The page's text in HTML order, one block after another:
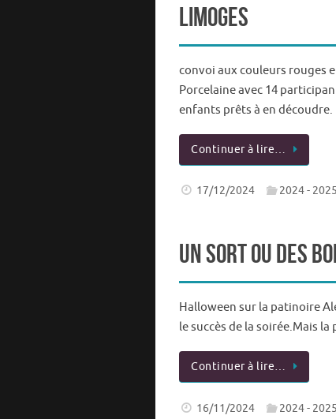
Limoges
convoi aux couleurs rouges
Porcelaine avec 14
enfants prêts à en
Continuer à lire…
17/12/2024 2024 - 2025
Un sort ou des
Halloween sur la patinoire
le succès de la soirée.Mais
Continuer à lire…
16/11/2024 2024 - 2025